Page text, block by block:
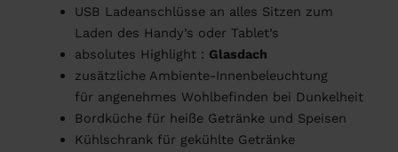
USB Ladeanschlüsse an alles Sitzen zum
Laden des Handy’s oder Tablet’s
absolutes Highlight : Glasdach
zusätzliche Ambiente-Innenbeleuchtung
für angenehmes Wohlbefinden bei Dunkelheit
Bordküche für heiße Getränke und Speisen
Kühlschrank für gekühlte Getränke